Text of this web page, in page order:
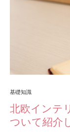
基礎知識
北欧インテ
ついて紹介